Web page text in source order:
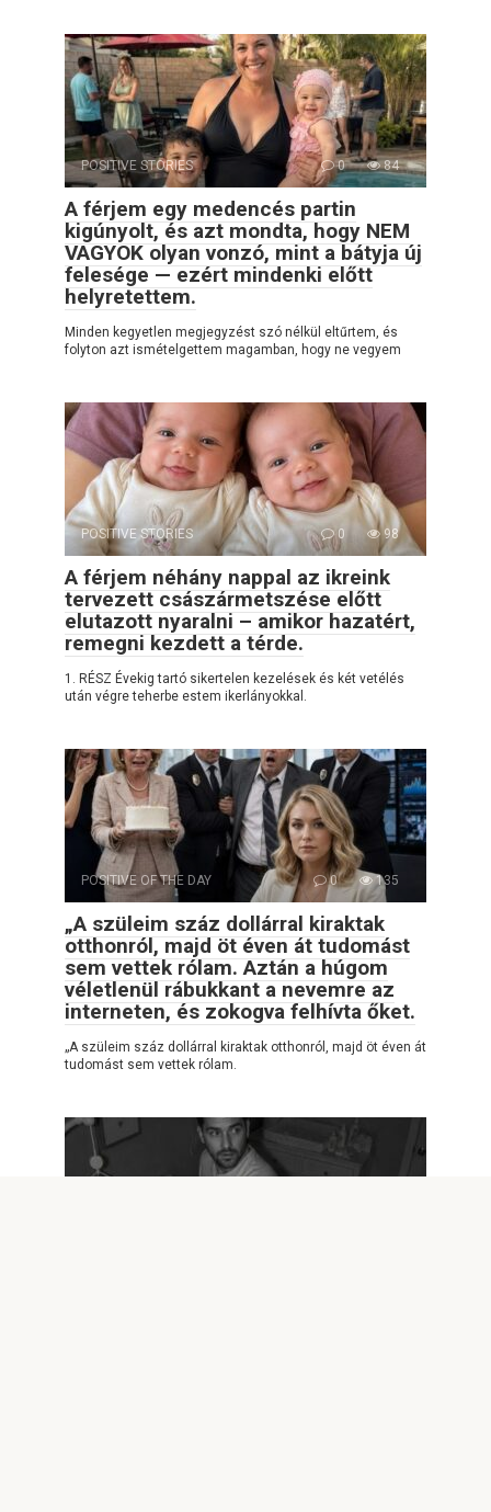
POSITIVE STORIES 0 84
A férjem egy medencés partin
kigúnyolt, és azt mondta, hogy NEM
VAGYOK olyan vonzó, mint a bátyja új
felesége — ezért mindenki előtt
helyretettem.
Minden kegyetlen megjegyzést szó nélkül eltűrtem, és
folyton azt ismételgettem magamban, hogy ne vegyem
POSITIVE STORIES 0 98
A férjem néhány nappal az ikreink
tervezett császármetszése előtt
elutazott nyaralni – amikor hazatért,
remegni kezdett a térde.
1. RÉSZ Évekig tartó sikertelen kezelések és két vetélés
után végre teherbe estem ikerlányokkal.
POSITIVE OF THE DAY 0 135
„A szüleim száz dollárral kiraktak
otthonról, majd öt éven át tudomást
sem vettek rólam. Aztán a húgom
véletlenül rábukkant a nevemre az
interneten, és zokogva felhívta őket.
„A szüleim száz dollárral kiraktak otthonról, majd öt éven át
tudomást sem vettek rólam.